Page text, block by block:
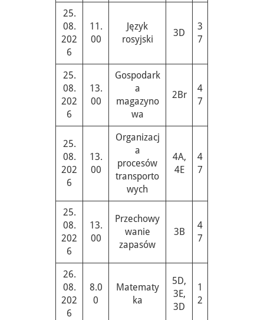
25.
08.
202
6
11.
00
Język
rosyjski
3D
3
7
25.
08.
202
6
13.
00
Gospodark
a
magazyno
wa
2Br
4
7
25.
08.
202
6
13.
00
Organizacj
a
procesów
transporto
wych
4A,
4E
4
7
25.
08.
202
6
13.
00
Przechowy
wanie
zapasów
3B
4
7
26.
08.
202
6
8.0
0
Matematy
ka
5D,
3E,
3D
1
2